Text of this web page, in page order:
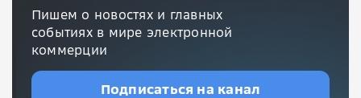
Пишем о новостях и главных
событиях в мире электронной
коммерции
Подписаться на канал